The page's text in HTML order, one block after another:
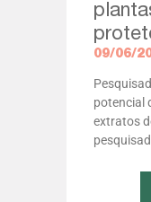
09/06/
potencial
extratos